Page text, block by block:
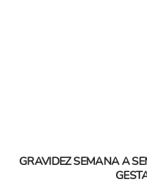
GRAVIDEZ SEMANA A